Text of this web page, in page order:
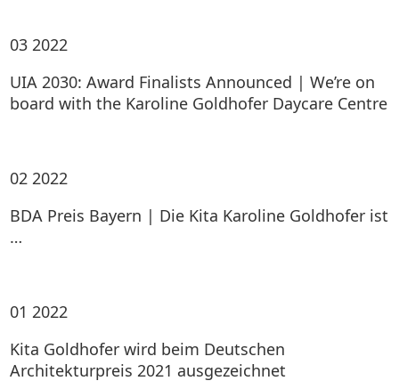
03 2022
UIA 2030: Award Finalists Announced | We’re on
board with the Karoline Goldhofer Daycare Centre
02 2022
BDA Preis Bayern | Die Kita Karoline Goldhofer ist
…
01 2022
Kita Goldhofer wird beim Deutschen
Architekturpreis 2021 ausgezeichnet